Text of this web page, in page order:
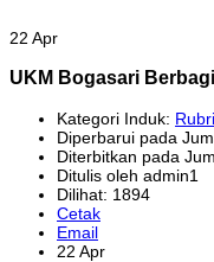
22 Apr
UKM Bogasari
Kategori Induk:
Diperbarui pada
Diterbitkan pada
Ditulis oleh admin1
Dilihat: 1894
Cetak
Email
22 Apr